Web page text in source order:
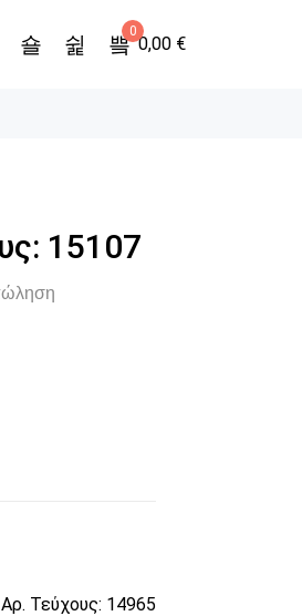
0
0,00 €
15107
Τεύχους: 14965